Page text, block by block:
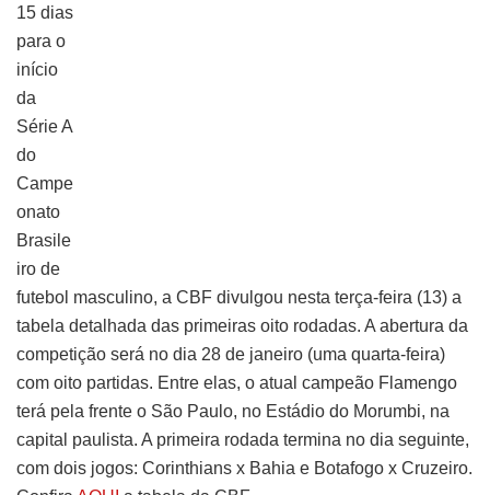
15 dias
para o
início
da
Série A
do
Campe
onato
Brasile
iro de
futebol masculino, a CBF divulgou nesta terça-feira (13) a
tabela detalhada das primeiras oito rodadas. A abertura da
competição será no dia 28 de janeiro (uma quarta-feira)
com oito partidas. Entre elas, o atual campeão Flamengo
terá pela frente o São Paulo, no Estádio do Morumbi, na
capital paulista. A primeira rodada termina no dia seguinte,
com dois jogos: Corinthians x Bahia e Botafogo x Cruzeiro.